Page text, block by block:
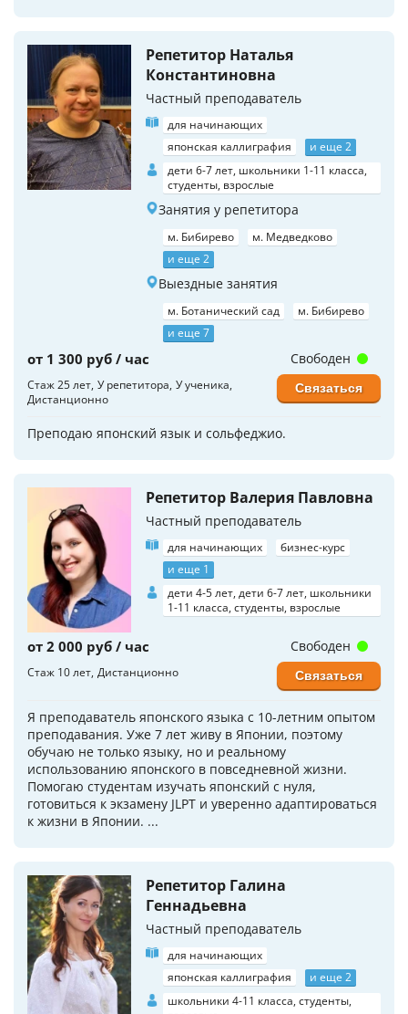
Репетитор Наталья
Константиновна
Частный преподаватель
для начинающих
японская каллиграфия
и еще 2
дети 6-7 лет, школьники 1-11 класса,
студенты, взрослые
Занятия у репетитора
м. Бибирево
м. Медведково
и еще 2
Выездные занятия
м. Ботанический сад
м. Бибирево
и еще 7
от 1 300 руб / час
Стаж 25 лет У репетитора У ученика
Дистанционно
Преподаю японский язык и сольфеджио.
Свободен
Связаться
Репетитор Валерия Павловна
Частный преподаватель
для начинающих
бизнес-курс
и еще 1
дети 4-5 лет, дети 6-7 лет, школьники
1-11 класса, студенты, взрослые
от 2 000 руб / час
Стаж 10 лет Дистанционно
Я преподаватель японского языка с 10-летним опытом
преподавания. Уже 7 лет живу в Японии, поэтому
обучаю не только языку, но и реальному
использованию японского в повседневной жизни.
Помогаю студентам изучать японский с нуля,
готовиться к экзамену JLPT и уверенно адаптироваться
к жизни в Японии. ...
Свободен
Связаться
Репетитор Галина
Геннадьевна
Частный преподаватель
для начинающих
японская каллиграфия
и еще 2
школьники 4-11 класса, студенты,